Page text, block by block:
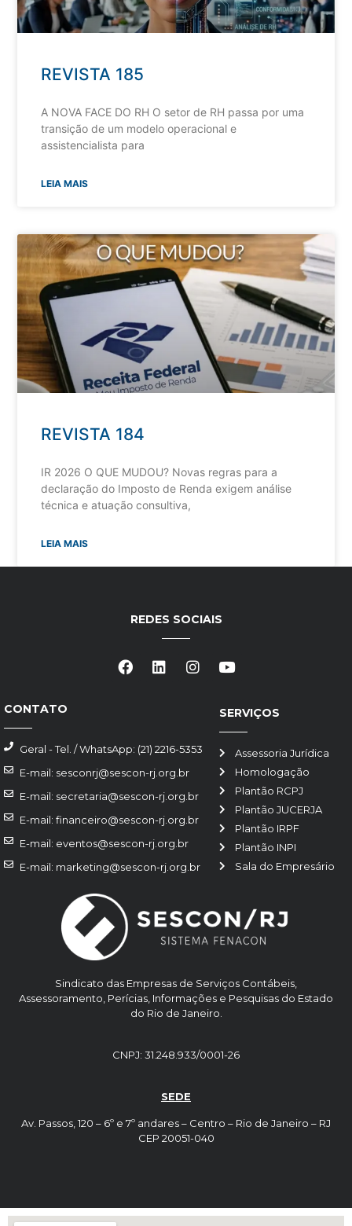
REVISTA 185
A NOVA FACE DO RH O setor de RH passa por uma
transição de um modelo operacional e
assistencialista para
LEIA MAIS
REVISTA 184
IR 2026 O QUE MUDOU? Novas regras para a
declaração do Imposto de Renda exigem análise
técnica e atuação consultiva,
LEIA MAIS
Sindicato das Empresas de Serviços Contábeis,
Assessoramento, Perícias, Informações e Pesquisas do Estado
do Rio de Janeiro.
CNPJ: 31.248.933/0001-26
SEDE
Av. Passos, 120 – 6º e 7º andares – Centro – Rio de Janeiro – RJ
CEP 20051-040
SERVIÇOS
Assessoria Jurídica
Homologação
Plantão RCPJ
Plantão JUCERJA
Plantão IRPF
Plantão INPI
Sala do Empresário
CONTATO
Geral - Tel. / WhatsApp: (21) 2216-5353
E-mail: sesconrj@sescon-rj.org.br
E-mail: secretaria@sescon-rj.org.br
E-mail: financeiro@sescon-rj.org.br
E-mail: eventos@sescon-rj.org.br
E-mail: marketing@sescon-rj.org.br
REDES SOCIAIS